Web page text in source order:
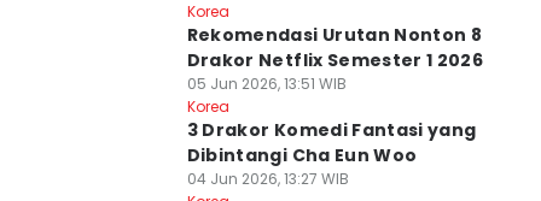
Korea
Rekomendasi Urutan Nonton 8
Drakor Netflix Semester 1 2026
05 Jun 2026, 13:51 WIB
Korea
3 Drakor Komedi Fantasi yang
Dibintangi Cha Eun Woo
04 Jun 2026, 13:27 WIB